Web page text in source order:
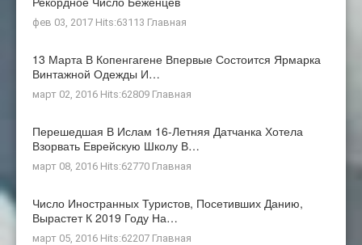
фев 03, 2017 Hits:63113 Главная
13 Марта В Копенгагене Впервые Состоится Ярмарка
Винтажной Одежды И…
март 02, 2016 Hits:62809 Главная
Перешедшая В Ислам 16-Летняя Датчанка Хотела
Взорвать Еврейскую Школу В…
март 08, 2016 Hits:62770 Главная
Число Иностранных Туристов, Посетивших Данию,
Вырастет К 2019 Году На…
март 05, 2016 Hits:62207 Главная